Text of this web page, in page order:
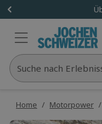
Suche nach
Home / Motorpower /